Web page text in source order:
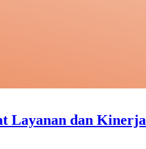
Layanan dan Kinerja